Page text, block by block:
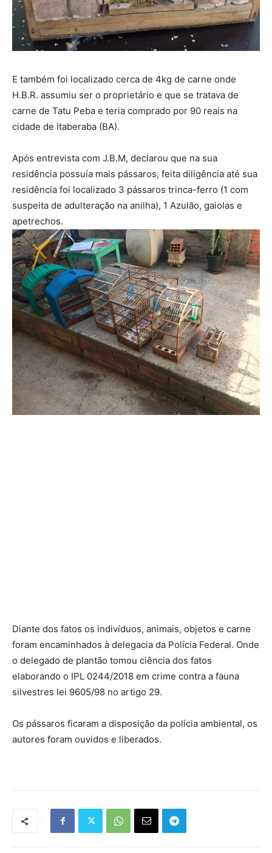
E também foi localizado cerca de 4kg de carne onde
H.B.R. assumiu ser o proprietário e que se tratava de
carne de Tatu Peba e teria comprado por 90 reais na
cidade de Itaberaba (BA).
Após entrevista com J.B.M, declarou que na sua
residência possuía mais pássaros, feita diligência até sua
residência foi localizado 3 pássaros trinca-ferro (1 com
suspeita de adulteração na anilha), 1 Azulão, gaiolas e
apetrechos.
Diante dos fatos os indivíduos, animais, objetos e carne
foram encaminhados à delegacia da Polícia Federal. Onde
o delegado de plantão tomou ciência dos fatos
elaborando o IPL 0244/2018 em crime contra a fauna
silvestres lei 9605/98 no artigo 29.
Os pássaros ficaram a disposição da polícia ambiental, os
autores foram ouvidos e liberados.